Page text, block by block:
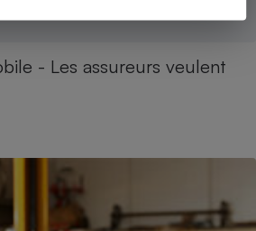
- Les assureurs veulent